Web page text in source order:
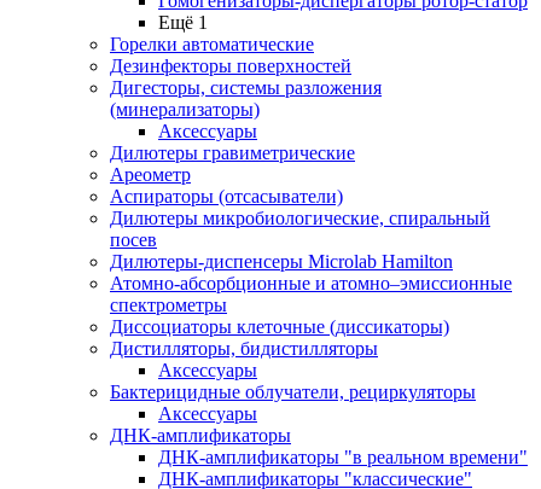
Ещё 1
Горелки автоматические
Дезинфекторы поверхностей
Дигесторы, системы разложения
(минерализаторы)
Аксессуары
Дилютеры гравиметрические
Ареометр
Аспираторы (отсасыватели)
Дилютеры микробиологические, спиральный
посев
Дилютеры-диспенсеры Microlab Hamilton
Атомно-абсорбционные и атомно–эмиссионные
спектрометры
Диссоциаторы клеточные (диссикаторы)
Дистилляторы, бидистилляторы
Аксессуары
Бактерицидные облучатели, рециркуляторы
Аксессуары
ДНК-амплификаторы
ДНК-амплификаторы "в реальном времени"
ДНК-амплификаторы "классические"